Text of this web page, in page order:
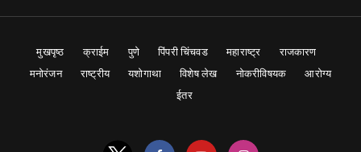
मुखपृष्ठ क्राईम पुणे पिंपरी चिंचवड महाराष्ट्र
राजकारण
मनोरंजन
राष्ट्रीय यशोगाथा विशेष लेख नोकरीविषयक
आरोग्य
ईतर